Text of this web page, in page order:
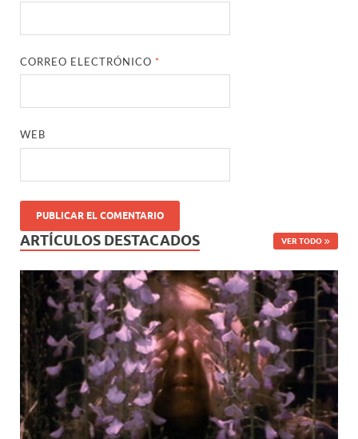
CORREO ELECTRÓNICO *
WEB
ARTÍCULOS DESTACADOS VER TODO